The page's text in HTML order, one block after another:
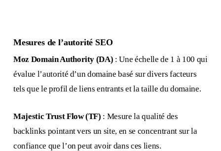
Mesures de l’autorité SEO
Moz Domain Authority (DA) : Une échelle de 1 à 100 qui
évalue l’autorité d’un domaine basé sur divers facteurs
tels que le profil de liens entrants et la taille du domaine.
Majestic Trust Flow (TF) : Mesure la qualité des
backlinks pointant vers un site, en se concentrant sur la
confiance que l’on peut avoir dans ces liens.